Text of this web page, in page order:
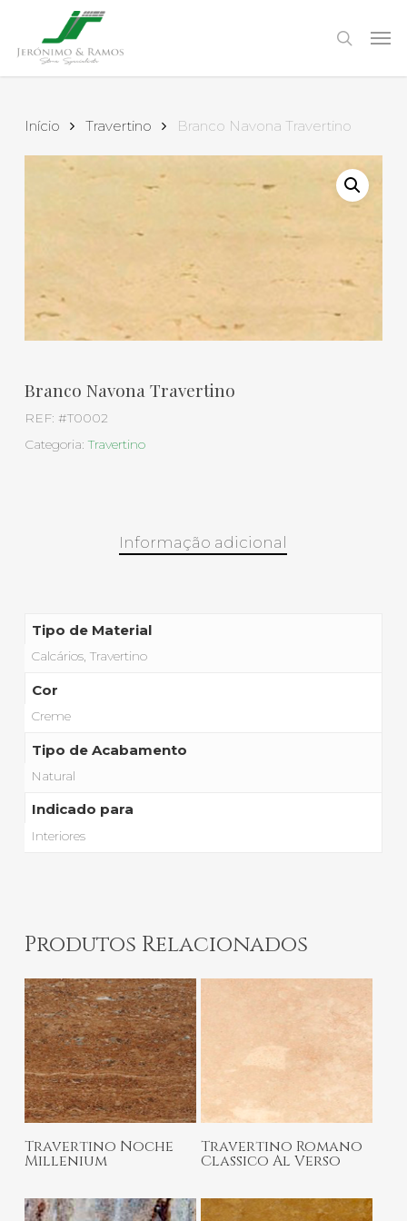
main
content
search
Início Travertino Branco Navona Travertino
Branco Navona Travertino
REF: #T0002
Categoria:Travertino
Informação adicional
Tipo de Material
Calcários, Travertino
Cor
Creme
Tipo de Acabamento
Natural
Indicado para
Interiores
Produtos Relacionados
Ler Mais
Travertino Noche
Millenium
Ler Mais
Travertino Romano
Classico Al Verso